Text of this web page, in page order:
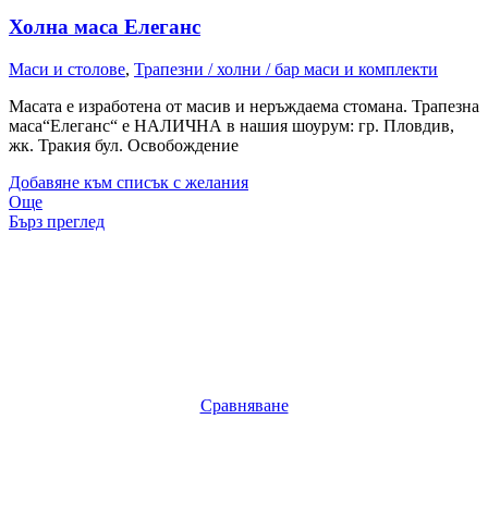
Холна маса Елеганс
Маси и столове, Трапезни / холни / бар маси и комплекти
Масата е изработена от масив и неръждаема стомана. Трапезна
маса“Елеганс“ е НАЛИЧНА в нашия шоурум: гр. Пловдив,
жк. Тракия бул. Освобождение
Добавяне към списък с желания
Още
Бърз преглед
Сравняване